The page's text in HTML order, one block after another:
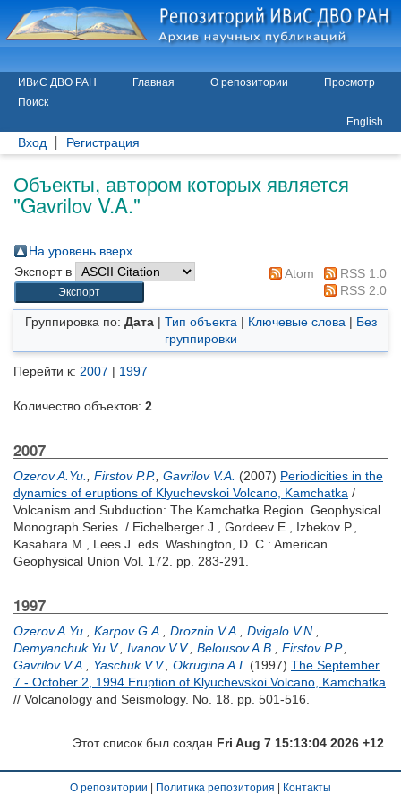
ИВиС ДВО РАН Главная О репозитории
Просмотр
Поиск
English
Вход Регистрация
Объекты, автором которых является
"Gavrilov V.A."
На уровень вверх
Экспорт в
Atom
RSS 1.0
RSS 2.0
Группировка по: Дата| Тип объекта | Ключевые слова | Без
группировки
Перейти к: 2007 | 1997
Количество объектов: 2
2007
Ozerov A.Yu. Firstov P.P. Gavrilov V.A. (2007) Periodicities in the
dynamics of eruptions of Klyuchevskoi Volcano, Kamchatka /
Volcanism and Subduction: The Kamchatka Region. Geophysical
Monograph Series. / Eichelberger J. Gordeev E. Izbekov P.
Kasahara M.
Lees J. eds. Washington, D. C.: American
Geophysical Union Vol. 172. pp. 283-291.
1997
Ozerov A.Yu. Karpov G.A. Droznin V.A. Dvigalo V.N.
Demyanchuk Yu.V. Ivanov V.V. Belousov A.B. Firstov P.P.
Gavrilov V.A.
Yaschuk V.V. Okrugina A.I. (1997) The September
7 - October 2, 1994 Eruption of Klyuchevskoi Volcano, Kamchatka
// Volcanology and Seismology. No. 18. pp. 501-516.
Этот список был создан Fri Aug 7 15:13:04 2026 +12
О репозитории Политика репозитория Контакты